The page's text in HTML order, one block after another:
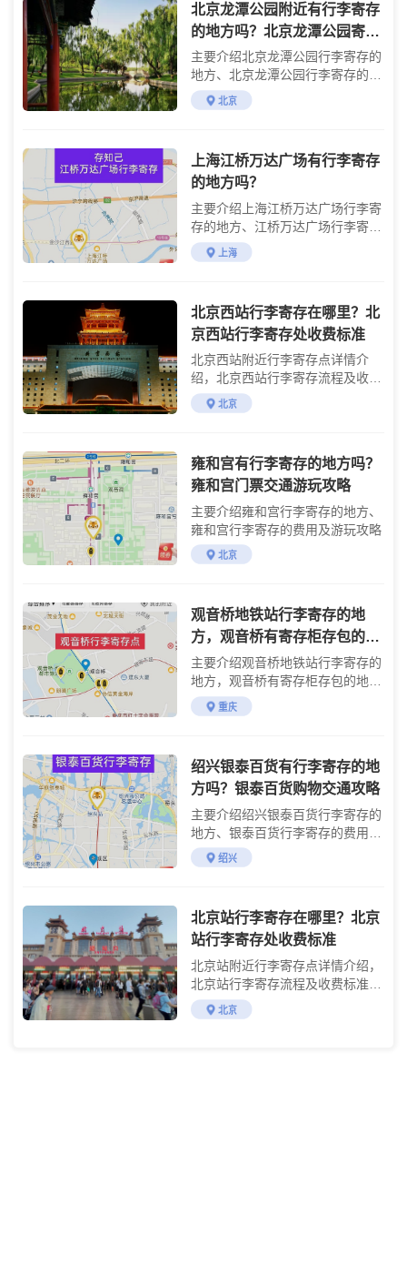
北京龙潭公园附近有行李寄存
的地方吗？北京龙潭公园寄存
费用详情
主要介绍北京龙潭公园行李寄存的
地方、北京龙潭公园行李寄存的费
用及游玩攻略
北京
上海江桥万达广场有行李寄存
的地方吗？
主要介绍上海江桥万达广场行李寄
存的地方、江桥万达广场行李寄存
的费用及交通攻略
上海
北京西站行李寄存在哪里？北
京西站行李寄存处收费标准
北京西站附近行李寄存点详情介
绍，北京西站行李寄存流程及收费
标准说明
北京
雍和宫有行李寄存的地方吗？
雍和宫门票交通游玩攻略
主要介绍雍和宫行李寄存的地方、
雍和宫行李寄存的费用及游玩攻略
北京
观音桥地铁站行李寄存的地
方，观音桥有寄存柜存包的地
方吗？重庆地铁站可以寄存行
李吗？
主要介绍观音桥地铁站行李寄存的
地方，观音桥有寄存柜存包的地
方，重庆地铁站寄存行李点
重庆
绍兴银泰百货有行李寄存的地
方吗？银泰百货购物交通攻略
主要介绍绍兴银泰百货行李寄存的
地方、银泰百货行李寄存的费用及
购物交通
绍兴
北京站行李寄存在哪里？北京
站行李寄存处收费标准
北京站附近行李寄存点详情介绍，
北京站行李寄存流程及收费标准说
明
北京